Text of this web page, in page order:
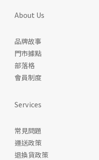
About Us
品牌故事
門市據點
部落格
會員制度
Services
常見問題
運送政策
退換貨政策